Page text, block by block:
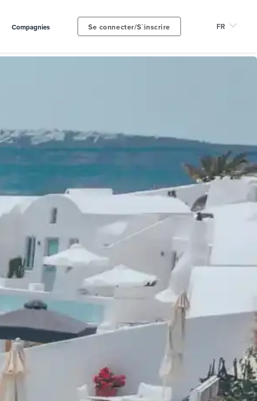
Compagnies Se connecter/S`inscrire